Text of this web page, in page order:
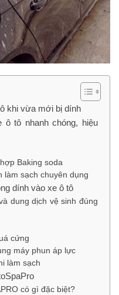
khi vừa mới bị dính
ô tô nhanh chóng, hiệu
Baking soda
làm sạch chuyên dụng
dính vào xe ô tô
dung dịch vệ sinh đúng
cứng
máy phun áp lực
làm sạch
có gì đặc biệt?